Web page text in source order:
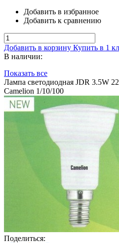
Добавить в избранное
Добавить к сравнению
Добавить в корзину Купить в 1
В наличии:
Показать все
Лампа светодиодная JDR 3.5W
Camelion 1/10/100
Поделиться: